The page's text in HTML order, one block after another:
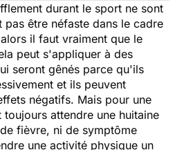
durant le sport ne sont
pas être néfaste dans le cadre
il faut vraiment que le
peut s'appliquer à des
seront gênés parce qu'ils
et ils peuvent
négatifs. Mais pour une
attendre une huitaine
fièvre, ni de symptôme
une activité physique un